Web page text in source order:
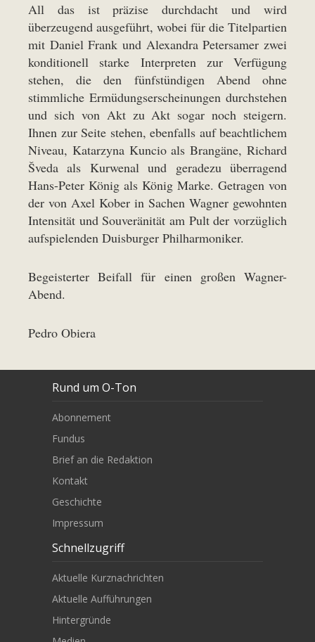
All das ist präzise durchdacht und wird
überzeugend ausgeführt, wobei für die Titelpartien
mit Daniel Frank und Alexandra Petersamer zwei
konditionell starke Interpreten zur Verfügung
stehen, die den fünfstündigen Abend ohne
stimmliche Ermüdungserscheinungen durchstehen
und sich von Akt zu Akt sogar noch steigern.
Ihnen zur Seite stehen, ebenfalls auf beachtlichem
Niveau, Katarzyna Kuncio als Brangäne, Richard
Šveda als Kurwenal und geradezu überragend
Hans-Peter König als König Marke. Getragen von
der von Axel Kober in Sachen Wagner gewohnten
Intensität und Souveränität am Pult der vorzüglich
aufspielenden Duisburger Philharmoniker.
Begeisterter Beifall für einen großen Wagner-
Abend.
Pedro Obiera
Rund um O-Ton
Abonnement
Fundus
Brief an die Redaktion
Kontakt
Geschichte
Impressum
Schnellzugriff
Aktuelle Kurznachrichten
Aktuelle Aufführungen
Hintergründe